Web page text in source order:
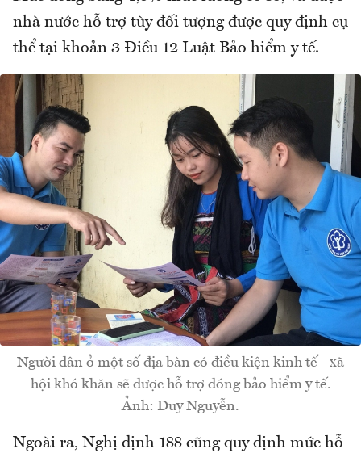
nhà nước hỗ trợ tùy đối tượng được quy định cụ
thể tại khoản 3 Điều 12 Luật Bảo hiểm y tế.
Người dân ở một số địa bàn có điều kiện kinh tế - xã
hội khó khăn sẽ được hỗ trợ đóng bảo hiểm y tế.
Ảnh: Duy Nguyễn.
Ngoài ra, Nghị định 188 cũng quy định mức hỗ